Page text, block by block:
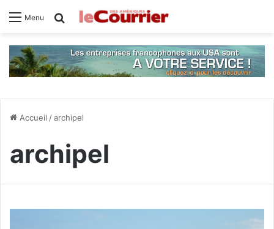
Menu Rechercher
Accueil /archipel
archipel